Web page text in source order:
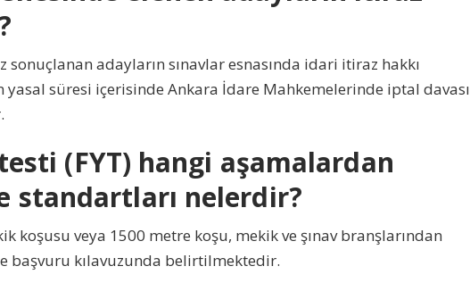
sonuçlanan adayların sınavlar esnasında idari itiraz hakkı
süresi içerisinde Ankara İdare Mahkemelerinde iptal davası
(FYT) hangi aşamalardan
standartları nelerdir?
koşusu veya 1500 metre koşu, mekik ve şınav branşlarından
başvuru kılavuzunda belirtilmektedir.